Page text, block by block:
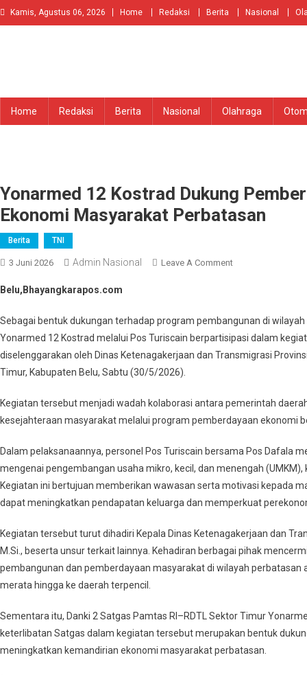
Skip
to
Kamis, Agustus 06, 2026 Home Redaksi Berita Nasional
Home Redaksi Berita Nasional Olahraga
Yonarmed 12 Kostrad Dukung
Ekonomi Masyarakat Perbatasan
Berita TNI
3 Juni 2026 Admin Nasional Leave A CommentOn
Dukung
Pemberdayaan
Umkm,
Masyarakat
Perbatasan
Belu,Bhayangkarapos.com
Sebagai bentuk dukungan terhadap program pembangunan di
Yonarmed 12 Kostrad melalui Pos Turiscain berpartisipasi dalam
diselenggarakan oleh Dinas Ketenagakerjaan dan Transmigrasi
Timur, Kabupaten Belu, Sabtu (30/5/2026).
Kegiatan tersebut menjadi wadah kolaborasi antara pemerintah
kesejahteraan masyarakat melalui program pemberdayaan ekonomi
Dalam pelaksanaannya, personel Pos Turiscain bersama Pos Dafala
mengenai pengembangan usaha mikro, kecil, dan menengah
Kegiatan ini bertujuan memberikan wawasan serta motivasi kepada
dapat meningkatkan pendapatan keluarga dan memperkuat
Kegiatan tersebut turut dihadiri Kepala Dinas Ketenagakerjaan dan
M.Si., beserta unsur terkait lainnya. Kehadiran berbagai pihak
pembangunan dan pemberdayaan masyarakat di wilayah
merata hingga ke daerah terpencil.
Sementara itu, Danki 2 Satgas Pamtas RI–RDTL Sektor Timur
keterlibatan Satgas dalam kegiatan tersebut merupakan bentuk
meningkatkan kemandirian ekonomi masyarakat perbatasan.